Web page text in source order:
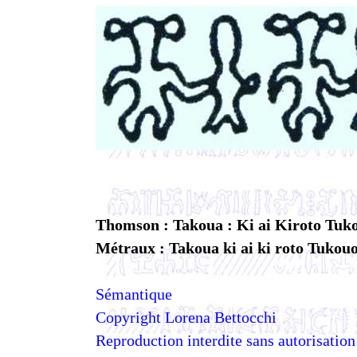
Thomson : Takoua : Ki ai Kiroto
Métraux : Takoua ki ai ki roto
Sémantique
Copyright Lorena Bettocchi
Reproduction interdite sans autorisation